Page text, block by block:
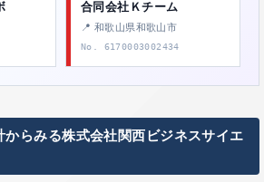
合同会社Ｋチーム
📍 和歌山県和歌山市
No. 6170003002434
からみる株式会社関西ビジネスサイエ